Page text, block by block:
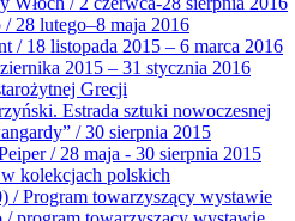
28 lutego–8 maja 2016
/ 18 listopada 2015 – 6 marca 2016
2015 – 31 stycznia 2016
Grecji
Estrada sztuki nowoczesnej
/ 30 sierpnia 2015
/ 28 maja - 30 sierpnia 2015
kolekcjach polskich
/ Program towarzyszący wystawie